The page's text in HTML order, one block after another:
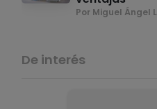
Por Miguel Ángel
De interés